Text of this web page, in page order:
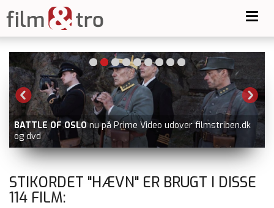
BATTLE OF OSLO nu på Prime Video udover filmstriben.dk
og dvd
STIKORDET "HÆVN" ER BRUGT I DISSE
114 FILM: